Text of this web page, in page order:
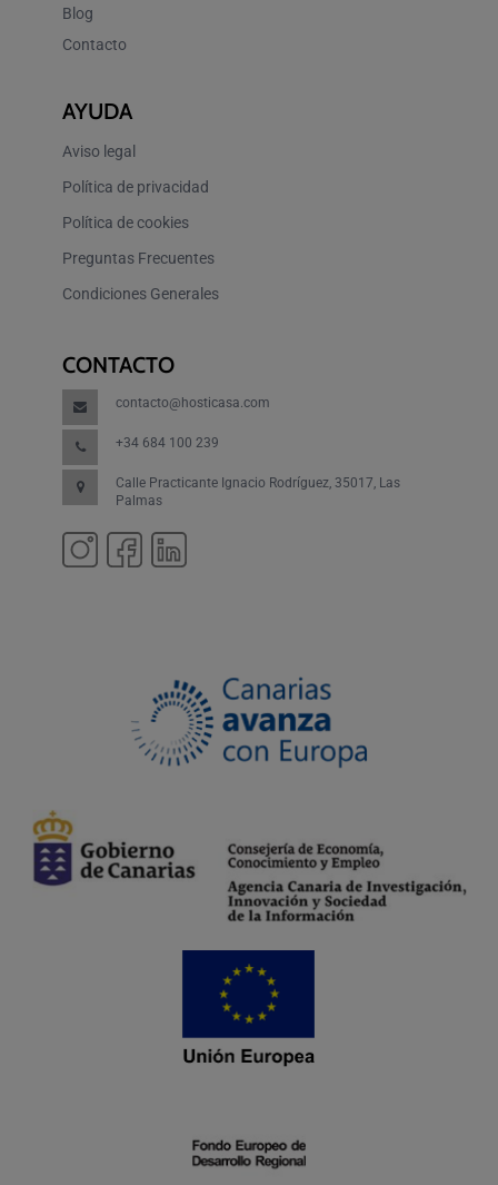
Blog
Contacto
AYUDA
Aviso legal
Política de privacidad
Política de cookies
Preguntas Frecuentes
Condiciones Generales
CONTACTO
contacto@hosticasa.com
+34 684 100 239
Calle Practicante Ignacio Rodríguez, 35017, Las
Palmas